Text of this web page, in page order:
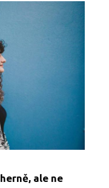
ale ne